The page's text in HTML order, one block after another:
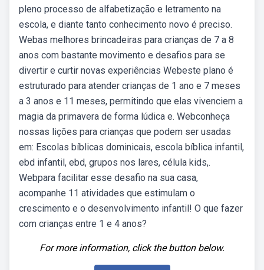
pleno processo de alfabetização e letramento na
escola, e diante tanto conhecimento novo é preciso.
Webas melhores brincadeiras para crianças de 7 a 8
anos com bastante movimento e desafios para se
divertir e curtir novas experiências Webeste plano é
estruturado para atender crianças de 1 ano e 7 meses
a 3 anos e 11 meses, permitindo que elas vivenciem a
magia da primavera de forma lúdica e. Webconheça
nossas lições para crianças que podem ser usadas
em: Escolas bíblicas dominicais, escola bíblica infantil,
ebd infantil, ebd, grupos nos lares, célula kids,.
Webpara facilitar esse desafio na sua casa,
acompanhe 11 atividades que estimulam o
crescimento e o desenvolvimento infantil! O que fazer
com crianças entre 1 e 4 anos?
For more information, click the button below.